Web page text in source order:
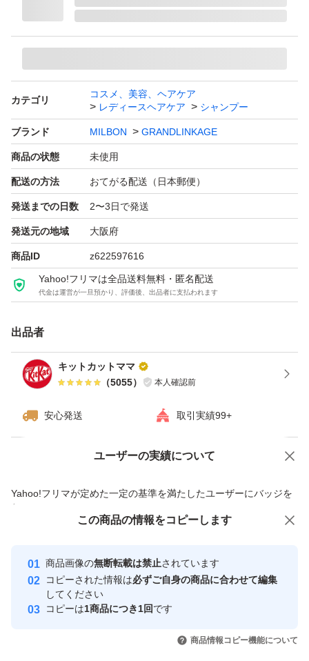
ウィローリュクス シャンプー＆トリートメント セット
（1800ml＋1800g）×1個
ブランド：MILBON GRANDLINKAGE
本体/詰め替え：詰め替え
容量（ml）：1800.0 ml
ヘアタイプ：ダメージヘア パーマ、カラーリング
仕上がり：まとまる
特徴：プロ、サロン用
個数：1.0 個
セット/単品：セット
香り：フローラル
おすすめ髪質：普通
ー＆トリートメント セット（1800ml＋1800g）×1個
ブランド：MILBON GRANDLINKAGE
本体/詰め替え：詰め替え
内容量（ml）：1800.0 ml
ヘアタイプ：ダメージヘア パーマ、カラーリング
特徴：プロ、サロン用
香り：フローラル
おすすめ髪質：普通
カテゴリ
コスメ、美容、ヘアケア
レディースヘアケア
シャンプー
ブランド MILBON GRANDLINKAGE
商品の状態 未使用
配送の方法 おてがる配送（日本郵便）
発送までの日数 2〜3日で発送
発送元の地域 大阪府
商品ID z622597616
Yahoo!フリマは全品送料無料・匿名配送
代金は運営が一旦預かり、評価後、出品者に支払われます
出品者
キットカットママ
（5055） 本人確認前
安心発送 取引実績99+
ユーザーの実績について
Yahoo!フリマが定めた一定の基準を満たしたユーザーにバッジを
付与しています
安心取引出品者
心・安全なユーザーです
取引実績
引を完了させた実績があります
価格の相談 商品への質問
この商品の情報をコピーします
商品画像の無断転載は禁止されています
コピーされた情報は必ずご自身の商品に合わせて編集
してください
コピーは1商品につき1回です
商品情報コピー機能について
この商品をみている人にオススメ